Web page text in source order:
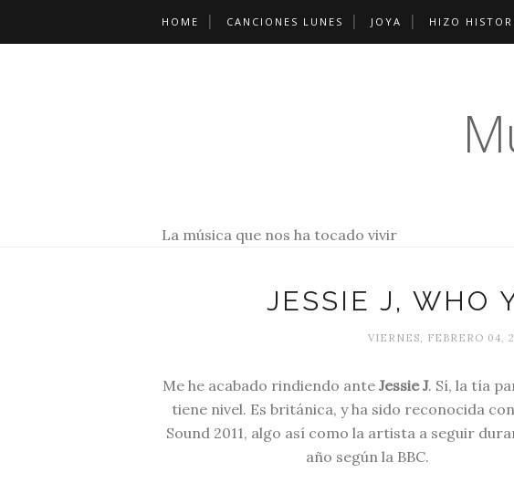
HOME CANCIONES LUNES JOYA HIZO
La música que nos ha tocado vivir
JESSIE J, WHO
VIERNES, FEBRERO 04,
Me he acabado rindiendo ante Jessie J. Sí, la tía
tiene nivel. Es británica, y ha sido reconocida
Sound 2011, algo así como la artista a seguir
año según la BBC.